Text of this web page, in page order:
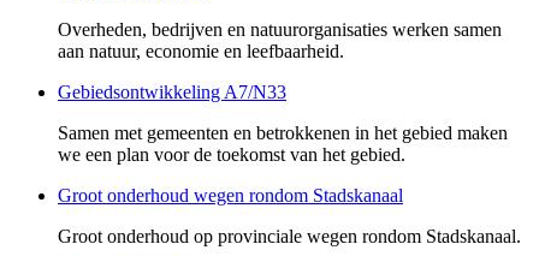
Overheden, bedrijven en natuurorganisaties werken samen
aan natuur, economie en leefbaarheid.
Gebiedsontwikkeling A7/N33
Samen met gemeenten en betrokkenen in het gebied maken
we een plan voor de toekomst van het gebied.
Groot onderhoud wegen rondom Stadskanaal
Groot onderhoud op provinciale wegen rondom Stadskanaal.